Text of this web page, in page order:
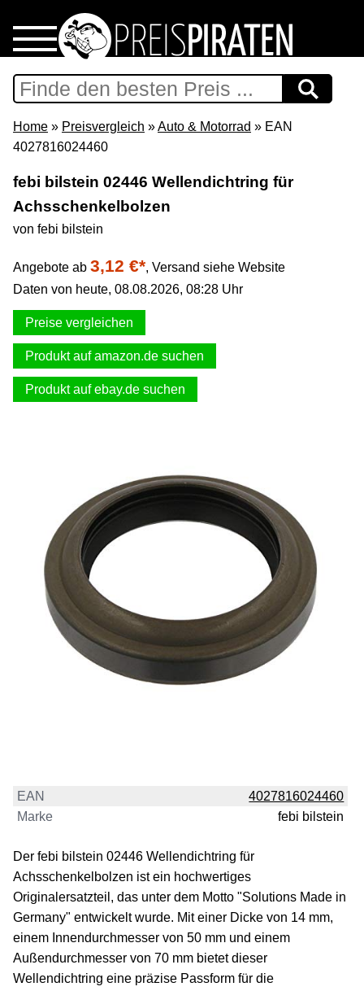
Home
Download
Support & Newsletter
Presse
Datenschutz
Impressum
Home » Preisvergleich »Auto & Motorrad » EAN
4027816024460
febi bilstein 02446 Wellendichtring für
Achsschenkelbolzen
von febi bilstein
Angebote ab 3,12 €*, Versand siehe Website
Daten von heute, 08.08.2026, 08:28 Uhr
Preise vergleichen
Produkt auf amazon.de suchen
Produkt auf ebay.de suchen
EAN
4027816024460
Marke
febi bilstein
Der febi bilstein 02446 Wellendichtring für
Achsschenkelbolzen ist ein hochwertiges
Originalersatzteil, das unter dem Motto "Solutions Made in
Germany" entwickelt wurde. Mit einer Dicke von 14 mm,
einem Innendurchmesser von 50 mm und einem
Außendurchmesser von 70 mm bietet dieser
Wellendichtring eine präzise Passform für die